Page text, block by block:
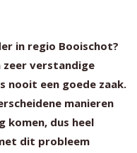
in regio Booischot?
zeer verstandige
nooit een goede zaak.
manieren
komen, dus heel
dit probleem